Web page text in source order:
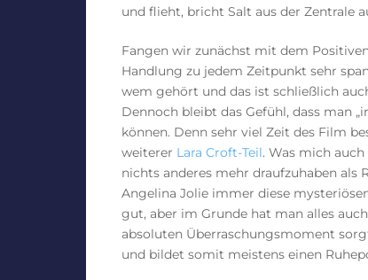
und flieht, bricht Salt aus der Zentrale
Fangen wir zunächst mit dem
Handlung zu jedem Zeitpunkt sehr
wem gehört und das ist schließlich
Dennoch bleibt das Gefühl, dass man
können. Denn sehr viel Zeit des Film
weiterer Lara Croft-Teil. Was mich
nichts anderes mehr draufzuhaben als
Angelina Jolie immer diese
gut, aber im Grunde hat man alles
absoluten Überraschungsmoment
und bildet somit meistens einen